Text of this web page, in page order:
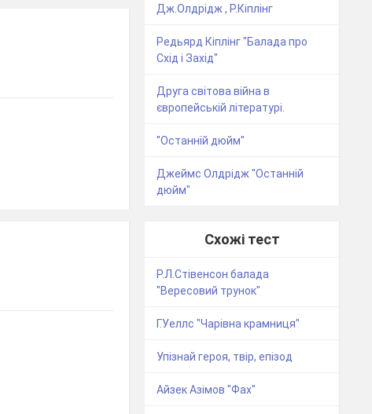
Дж.Олдрідж , Р.Кіплінг
Редьярд Кіплінг "Балада про
Схід і Захід"
Друга світова війна в
європейській літературі.
"Останній дюйм"
Джеймс Олдрідж "Останній
дюйм"
Схожі тест
Р.Л.Стівенсон балада
"Вересовий трунок"
Г.Уеллс "Чарівна крамниця"
Упізнай героя, твір, епізод
Айзек Азімов "Фах"